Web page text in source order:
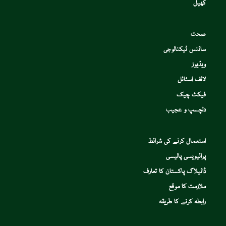
کھیل
صحت
سائنس ٹیکنالوجی
ویڈیوز
لائف اسٹائل
فیکٹ چیک
دلچسپ و عجیب
استعمال کرنے کی شرائط
پرائیویسی پالیسی
ڈائیلاگ پاکستان کا تعارف
ملازمت کا موقع
رابطہ کرنے کا طریقہ